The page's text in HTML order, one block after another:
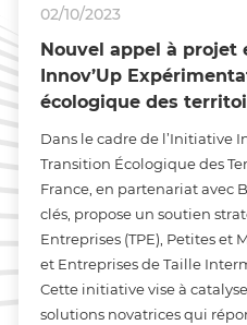
Nouvel appel à projet
Innov’Up
écologique des
02/10/2023
Dans le cadre de l’Initiative
Transition Écologique des
France, en partenariat avec
clés, propose un soutien
Entreprises (TPE), Petites et
et Entreprises de Taille
Cette initiative vise à
solutions novatrices qui